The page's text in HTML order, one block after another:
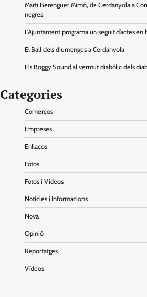
Martí Berenguer Mimó, de Cerdanyola a
negres
L’Ajuntament programa un seguit d’actes
El Ball dels diumenges a Cerdanyola
Els Boggy Sound al vermut diabòlic dels
Categories
Comerços
Empreses
Enllaços
Fotos
Fotos i Videos
Notícies i Informacions
Nova
Opinió
Reportatges
Vídeos